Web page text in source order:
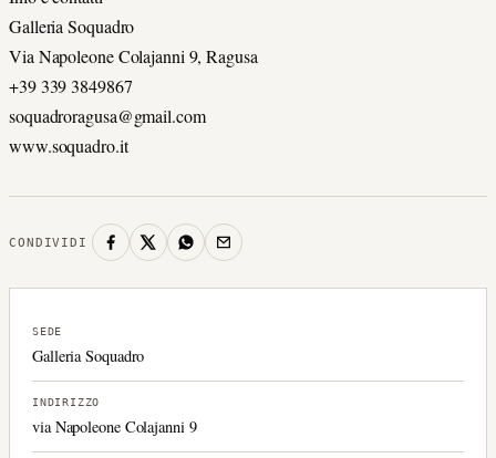
Galleria Soquadro
Via Napoleone Colajanni 9, Ragusa
+39 339 3849867
soquadroragusa@gmail.com
www.soquadro.it
CONDIVIDI
SEDE
Galleria Soquadro
INDIRIZZO
via Napoleone Colajanni 9